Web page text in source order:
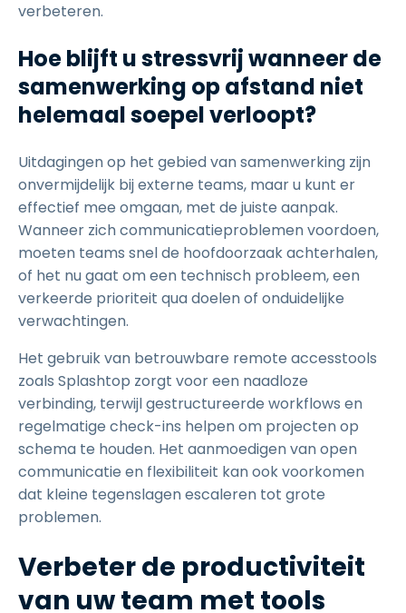
verbeteren.
Hoe blijft u stressvrij wanneer de
samenwerking op afstand niet
helemaal soepel verloopt?
Uitdagingen op het gebied van samenwerking zijn
onvermijdelijk bij externe teams, maar u kunt er
effectief mee omgaan, met de juiste aanpak.
Wanneer zich communicatieproblemen voordoen,
moeten teams snel de hoofdoorzaak achterhalen,
of het nu gaat om een technisch probleem, een
verkeerde prioriteit qua doelen of onduidelijke
verwachtingen.
Het gebruik van betrouwbare remote accesstools
zoals Splashtop zorgt voor een naadloze
verbinding, terwijl gestructureerde workflows en
regelmatige check-ins helpen om projecten op
schema te houden. Het aanmoedigen van open
communicatie en flexibiliteit kan ook voorkomen
dat kleine tegenslagen escaleren tot grote
problemen.
Verbeter de productiviteit
van uw team met tools